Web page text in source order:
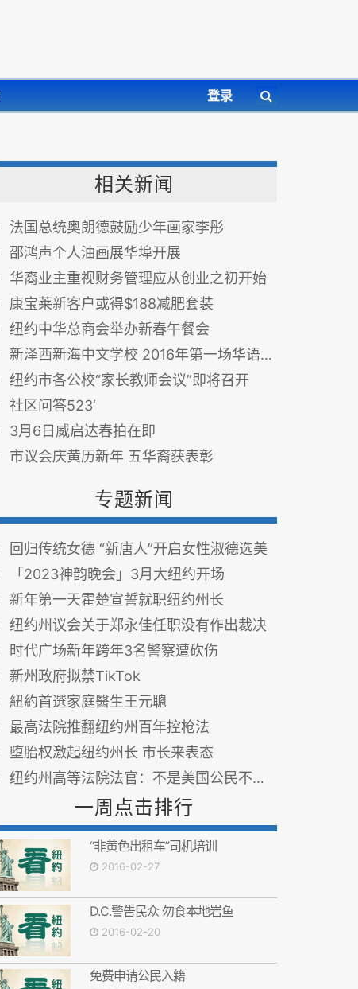
登录
相关新闻
法国总统奥朗德鼓励少年画家李彤
邵鸿声个人油画展华埠开展
华裔业主重视财务管理应从创业之初开始
康宝莱新客户或得$188减肥套装
纽约中华总商会举办新春午餐会
新泽西新海中文学校 2016年第一场华语测验
纽约市各公校“家长教师会议”即将召开
社区问答523‘
3月6日威启达春拍在即
市议会庆黄历新年 五华裔获表彰
专题新闻
回归传统女德 “新唐人”开启女性淑德选美
「2023神韵晚会」3月大纽约开场
新年第一天霍楚宣誓就职纽约州长
纽约州议会关于郑永佳任职没有作出裁决
时代广场新年跨年3名警察遭砍伤
新州政府拟禁TikTok
紐約首選家庭醫生王元聰
最高法院推翻纽约州百年控枪法
堕胎权激起纽约州长 市长来表态
纽约州高等法院法官：不是美国公民不能投票
一周点击排行
“非黄色出租车”司机培训
2016-02-27
D.C.警告民众 勿食本地岩鱼
2016-02-20
免费申请公民入籍